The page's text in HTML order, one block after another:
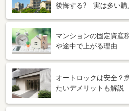
後悔する? 実は多い購
マンションの固定資産
や途中で上がる理由
オートロックは安全？
たいデメリットも解説